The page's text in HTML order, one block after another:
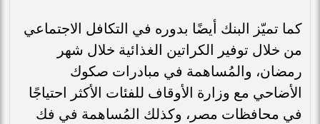
كما تميّز البنك أيضًا بدوره في التكافل الاجتماعي
من خلال توفير الكراتين الغذائية خلال شهر
رمضان، والمُساهمة في مبادرات صكوك
الأضاحي مع وزارة الأوقاف للفئات الأكثر احتياجًا
في محافظات مصر، وكذلك المُساهمة في فك